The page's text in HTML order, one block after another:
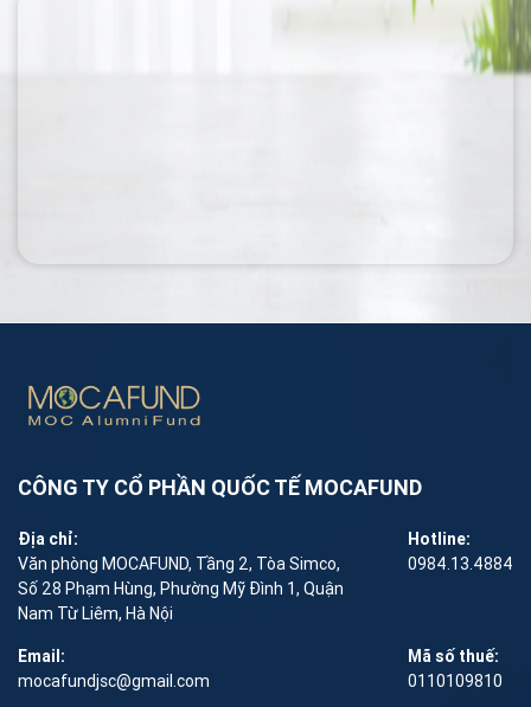
CÔNG TY CỔ PHẦN QUỐC TẾ MOCAFUND
Địa chỉ:
Văn phòng MOCAFUND, Tầng 2, Tòa Simco,
Số 28 Phạm Hùng, Phường Mỹ Đình 1, Quận
Nam Từ Liêm, Hà Nội
Hotline:
0984.13.4884
Email:
mocafundjsc@gmail.com
Mã số thuế:
0110109810